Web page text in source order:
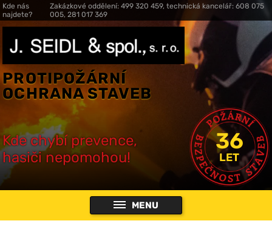
Kde nás
najdete?
Zakázkové oddělení: 499 320 459, technická kancelář: 608 075
005, 281 017 369
PROTIPOŽÁRNÍ
OCHRANA STAVEB
Kde chybí prevence,
hasiči nepomohou!
36
LET
MENU